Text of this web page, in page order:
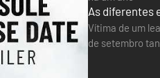
As diferentes
Vítima de um
de setembro